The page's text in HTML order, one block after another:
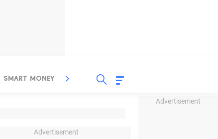
Advertisement
SMART MONEY INSPIRASI BISNIS
Advertisement